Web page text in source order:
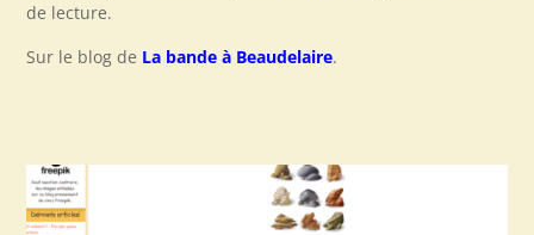
de lecture.
Sur le blog de La bande à Beaudelaire.